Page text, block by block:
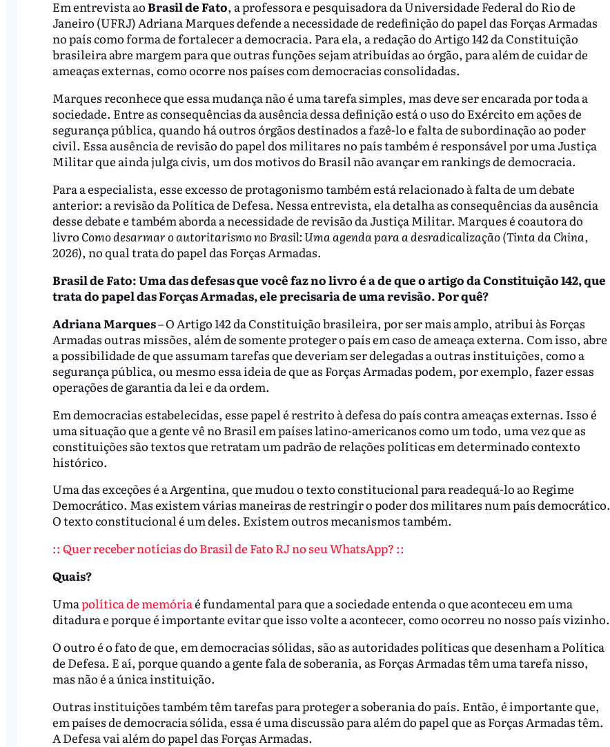
Em entrevista aoBrasil de Fato, a professora e pesquisadora da Universidade Federal do Rio de
Janeiro (UFRJ) Adriana Marques defende a necessidade de redefinição do papel das Forças Armadas
no país como forma de fortalecer a democracia. Para ela, a redação do Artigo 142 da Constituição
brasileira abre margem para que outras funções sejam atribuídas ao órgão, para além de cuidar de
ameaças externas, como ocorre nos países com democracias consolidadas.
Marques reconhece que essa mudança não é uma tarefa simples, mas deve ser encarada por toda a
sociedade. Entre as consequências da ausência dessa definição está o uso do Exército em ações de
segurança pública, quando há outros órgãos destinados a fazê-lo e falta de subordinação ao poder
civil. Essa ausência de revisão do papel dos militares no país também é responsável por uma Justiça
Militar que ainda julga civis, um dos motivos do Brasil não avançar em rankings de democracia.
Para a especialista, esse excesso de protagonismo também está relacionado à falta de um debate
anterior: a revisão da Política de Defesa. Nessa entrevista, ela detalha as consequências da ausência
desse debate e também aborda a necessidade de revisão da Justiça Militar. Marques é coautora do
livro Como desarmar o autoritarismo no Brasil: Uma agenda para a desradicalização (Tinta da China,
2026), no qual trata do papel das Forças Armadas.
Brasil de Fato:Uma das defesas que você faz no livro é a de que o artigo da Constituição 142, que
trata do papel das Forças Armadas, ele precisaria de uma revisão. Por quê?
Adriana Marques– O Artigo 142 da Constituição brasileira, por ser mais amplo, atribui às Forças
Armadas outras missões, além de somente proteger o país em caso de ameaça externa. Com isso, abre
a possibilidade de que assumam tarefas que deveriam ser delegadas a outras instituições, como a
segurança pública, ou mesmo essa ideia de que as Forças Armadas podem, por exemplo, fazer essas
operações de garantia da lei e da ordem.
Em democracias estabelecidas, esse papel é restrito à defesa do país contra ameaças externas. Isso é
uma situação que a gente vê no Brasil em países latino-americanos como um todo, uma vez que as
constituições são textos que retratam um padrão de relações políticas em determinado contexto
histórico.
Uma das exceções é a Argentina, que mudou o texto constitucional para readequá-lo ao Regime
Democrático. Mas existem várias maneiras de restringir o poder dos militares num país democrático.
O texto constitucional é um deles. Existem outros mecanismos também.
:: Quer receber notícias do Brasil de Fato RJ no seu WhatsApp? ::
Quais?
Umapolítica de memóriaé fundamental para que a sociedade entenda o que aconteceu em uma
ditadura e porque é importante evitar que isso volte a acontecer, como ocorreu no nosso país vizinho.
O outro é o fato de que, em democracias sólidas, são as autoridades políticas que desenham a Política
de Defesa. E aí, porque quando a gente fala de soberania, as Forças Armadas têm uma tarefa nisso,
mas não é a única instituição.
Outras instituições também têm tarefas para proteger a soberania do país. Então, é importante que,
em países de democracia sólida, essa é uma discussão para além do papel que as Forças Armadas têm.
A Defesa vai além do papel das Forças Armadas.